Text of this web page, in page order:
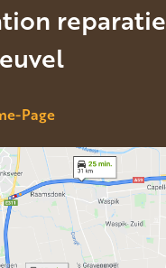
reparatie
Page